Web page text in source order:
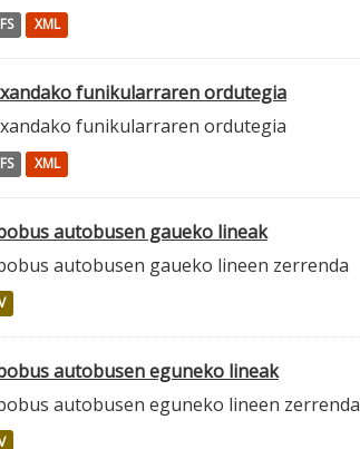
XML
funikularraren ordutegia
funikularraren ordutegia
XML
autobusen gaueko lineak
autobusen gaueko lineen zerrenda
autobusen eguneko lineak
autobusen eguneko lineen zerrenda